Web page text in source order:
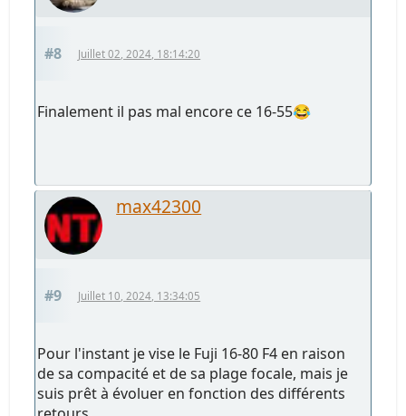
#8 Juillet 02, 2024, 18:14:20
Finalement il pas mal encore ce 16-55😂
max42300
#9 Juillet 10, 2024, 13:34:05
Pour l'instant je vise le Fuji 16-80 F4 en raison
de sa compacité et de sa plage focale, mais je
suis prêt à évoluer en fonction des différents